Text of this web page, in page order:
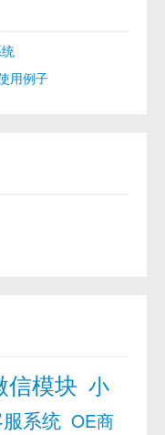
用例子
信模块 小
系统 OE商